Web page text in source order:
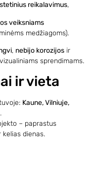
reikalavimus,
veiksniams
medžiagoms).
, nebijo korozijos ir
sprendimams.
ir vieta
Kaune, Vilniuje,
.
– paprastus
kelias dienas.